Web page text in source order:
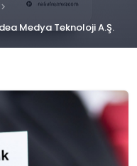
Medya Teknoloji A.Ş.